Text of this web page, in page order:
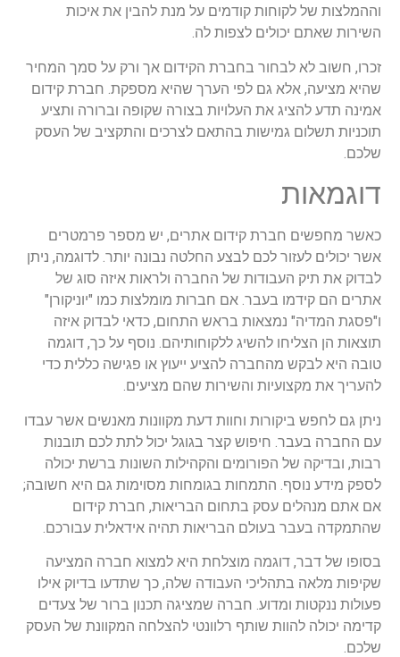
וההמלצות של לקוחות קודמים על מנת להבין את איכות
השירות שאתם יכולים לצפות לה.
זכרו, חשוב לא לבחור בחברת הקידום אך ורק על סמך המחיר
שהיא מציעה, אלא גם לפי הערך שהיא מספקת. חברת קידום
אמינה תדע להציג את העלויות בצורה שקופה וברורה ותציע
תוכניות תשלום גמישות בהתאם לצרכים והתקציב של העסק
שלכם.
דוגמאות
כאשר מחפשים חברת קידום אתרים, יש מספר פרמטרים
אשר יכולים לעזור לכם לבצע החלטה נבונה יותר. לדוגמה, ניתן
לבדוק את תיק העבודות של החברה ולראות איזה סוג של
אתרים הם קידמו בעבר. אם חברות מומלצות כמו "יוניקורן"
ו"פסגת המדיה" נמצאות בראש התחום, כדאי לבדוק איזה
תוצאות הן הצליחו להשיג ללקוחותיהם. נוסף על כך, דוגמה
טובה היא לבקש מהחברה להציע ייעוץ או פגישה כללית כדי
להעריך את מקצועיות והשירות שהם מציעים.
ניתן גם לחפש ביקורות וחוות דעת מקוונות מאנשים אשר עבדו
עם החברה בעבר. חיפוש קצר בגוגל יכול לתת לכם תובנות
רבות, ובדיקה של הפורומים והקהילות השונות ברשת יכולה
לספק מידע נוסף. התמחות בגומחות מסוימות גם היא חשובה;
אם אתם מנהלים עסק בתחום הבריאות, חברת קידום
שהתמקדה בעבר בעולם הבריאות תהיה אידאלית עבורכם.
בסופו של דבר, דוגמה מוצלחת היא למצוא חברה המציעה
שקיפות מלאה בתהליכי העבודה שלה, כך שתדעו בדיוק אילו
פעולות ננקטות ומדוע. חברה שמציגה תכנון ברור של צעדים
קדימה יכולה להוות שותף רלוונטי להצלחה המקוונת של העסק
שלכם.